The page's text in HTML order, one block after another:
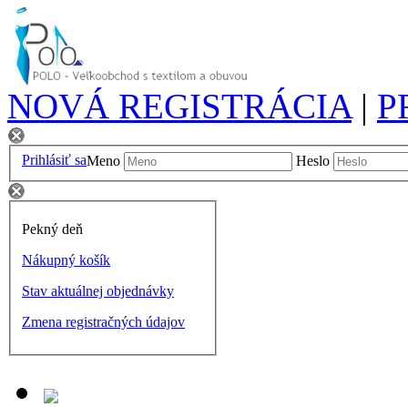
NOVÁ REGISTRÁCIA|
Meno Heslo
Prihlásiť sa
Pekný deň
Nákupný košík
Stav aktuálnej objednávky
Zmena registračných údajov